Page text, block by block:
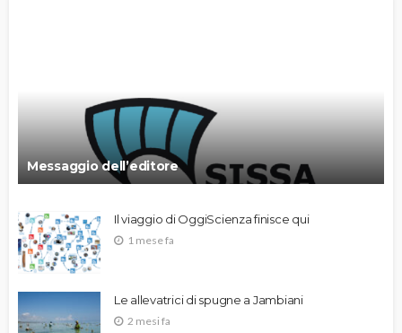
Messaggio dell’editore
Il viaggio di OggiScienza finisce qui
1 mese fa
Le allevatrici di spugne a Jambiani
2 mesi fa